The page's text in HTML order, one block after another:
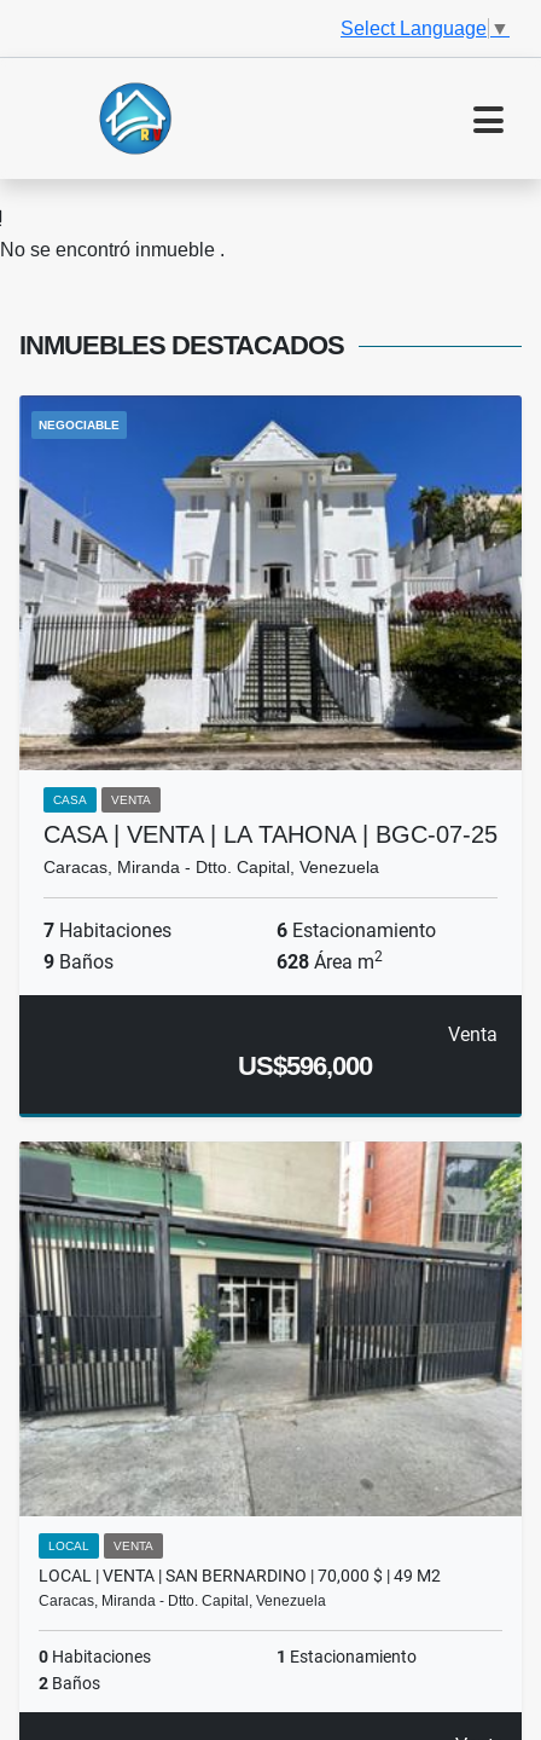
Select Language ▼
No se encontró inmueble .
INMUEBLES DESTACADOS
NEGOCIABLE
CASA VENTA
CASA | VENTA | LA TAHONA | BGC-07-25
Caracas, Miranda - Dtto. Capital, Venezuela
7 Habitaciones 6 Estacionamiento
9 Baños 628 Área m2
Venta
US$596,000
LOCAL VENTA
LOCAL | VENTA | SAN BERNARDINO | 70,000 $ | 49 M2
Caracas, Miranda - Dtto. Capital, Venezuela
0 Habitaciones 1 Estacionamiento
2 Baños